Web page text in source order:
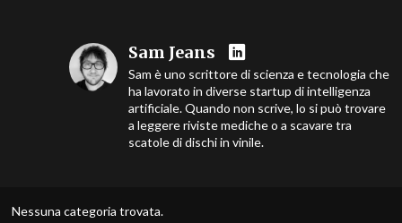
Sam Jeans
Sam è uno scrittore di scienza e tecnologia che
ha lavorato in diverse startup di intelligenza
artificiale. Quando non scrive, lo si può trovare
a leggere riviste mediche o a scavare tra
scatole di dischi in vinile.
Nessuna categoria trovata.